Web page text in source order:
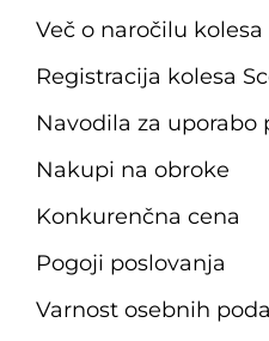
Več o naročilu
Registracija kolesa
Navodila za uporabo
Nakupi na obroke
Konkurenčna cena
Pogoji poslovanja
Varnost osebnih